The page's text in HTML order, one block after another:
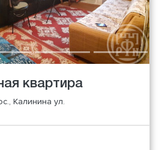
квартира
Калинина ул.